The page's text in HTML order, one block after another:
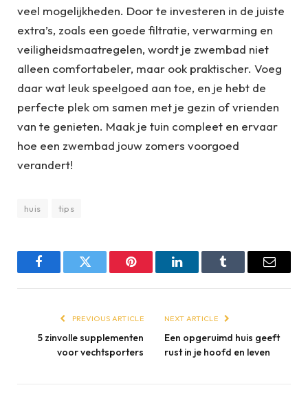
veel mogelijkheden. Door te investeren in de juiste
extra’s, zoals een goede filtratie, verwarming en
veiligheidsmaatregelen, wordt je zwembad niet
alleen comfortabeler, maar ook praktischer. Voeg
daar wat leuk speelgoed aan toe, en je hebt de
perfecte plek om samen met je gezin of vrienden
van te genieten. Maak je tuin compleet en ervaar
hoe een zwembad jouw zomers voorgoed
verandert!
huis tips
FacebookTwitter Pinterest LinkedInTumblr Email
PREVIOUS ARTICLE
5 zinvolle supplementen
voor vechtsporters
NEXT ARTICLE
Een opgeruimd huis geeft
rust in je hoofd en leven